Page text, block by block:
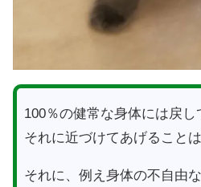
100％の健常な身体には戻し
それに近づけてあげることは
それに、例え身体の不自由